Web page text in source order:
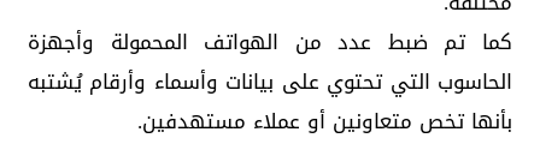
كما تم ضبط عدد من الهواتف المحمولة وأجهزة
الحاسوب التي تحتوي على بيانات وأسماء وأرقام يُشتبه
بأنها تخص متعاونين أو عملاء مستهدفين.